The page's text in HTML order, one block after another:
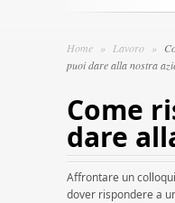
Home » Lavoro »
puoi dare alla nostra
Come
dare
Affrontare un
dover rispondere a